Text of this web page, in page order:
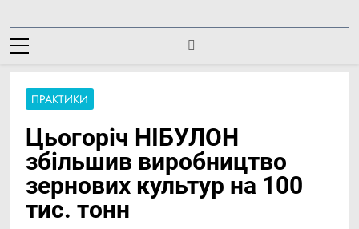
ПРАКТИКИ
Цьогоріч НІБУЛОН
збільшив виробництво
зернових культур на 100
тис. тонн